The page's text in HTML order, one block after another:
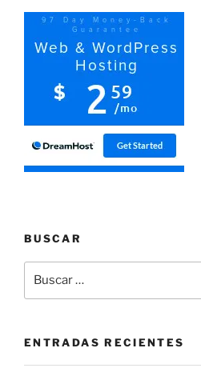
BUSCAR
por:
ENTRADAS RECIENTES